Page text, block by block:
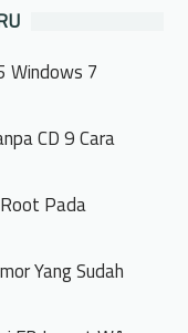
Windows 7
CD 9 Cara
Pada
Yang Sudah